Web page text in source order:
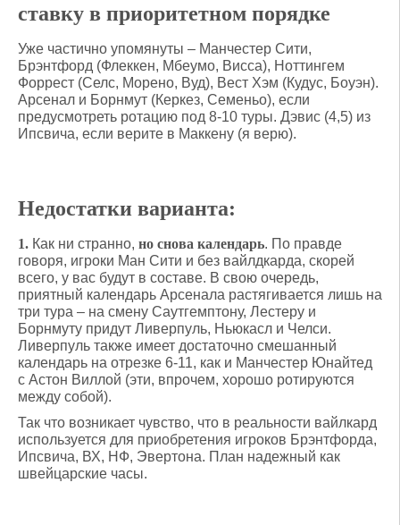
ставку в приоритетном порядке
Уже частично упомянуты – Манчестер Сити,
Брэнтфорд (Флеккен, Мбеумо, Висса), Ноттингем
Форрест (Селс, Морено, Вуд), Вест Хэм (Кудус, Боуэн).
Арсенал и Борнмут (Керкез, Семеньо), если
предусмотреть ротацию под 8-10 туры. Дэвис (4,5) из
Ипсвича, если верите в Маккену (я верю).
Недостатки варианта:
1. Как ни странно, но снова календарь. По правде
говоря, игроки Ман Сити и без вайлдкарда, скорей
всего, у вас будут в составе. В свою очередь,
приятный календарь Арсенала растягивается лишь на
три тура – на смену Саутгемптону, Лестеру и
Борнмуту придут Ливерпуль, Ньюкасл и Челси.
Ливерпуль также имеет достаточно смешанный
календарь на отрезке 6-11, как и Манчестер Юнайтед
с Астон Виллой (эти, впрочем, хорошо ротируются
между собой).
Так что возникает чувство, что в реальности вайлкард
используется для приобретения игроков Брэнтфорда,
Ипсвича, ВХ, НФ, Эвертона. План надежный как
швейцарские часы.